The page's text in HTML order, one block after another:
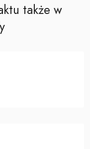
także w